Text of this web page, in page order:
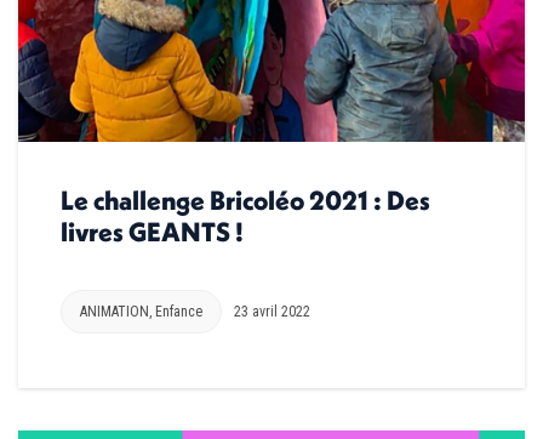
Le challenge Bricoléo 2021 : Des
livres GEANTS !
ANIMATION , Enfance 23 avril 2022